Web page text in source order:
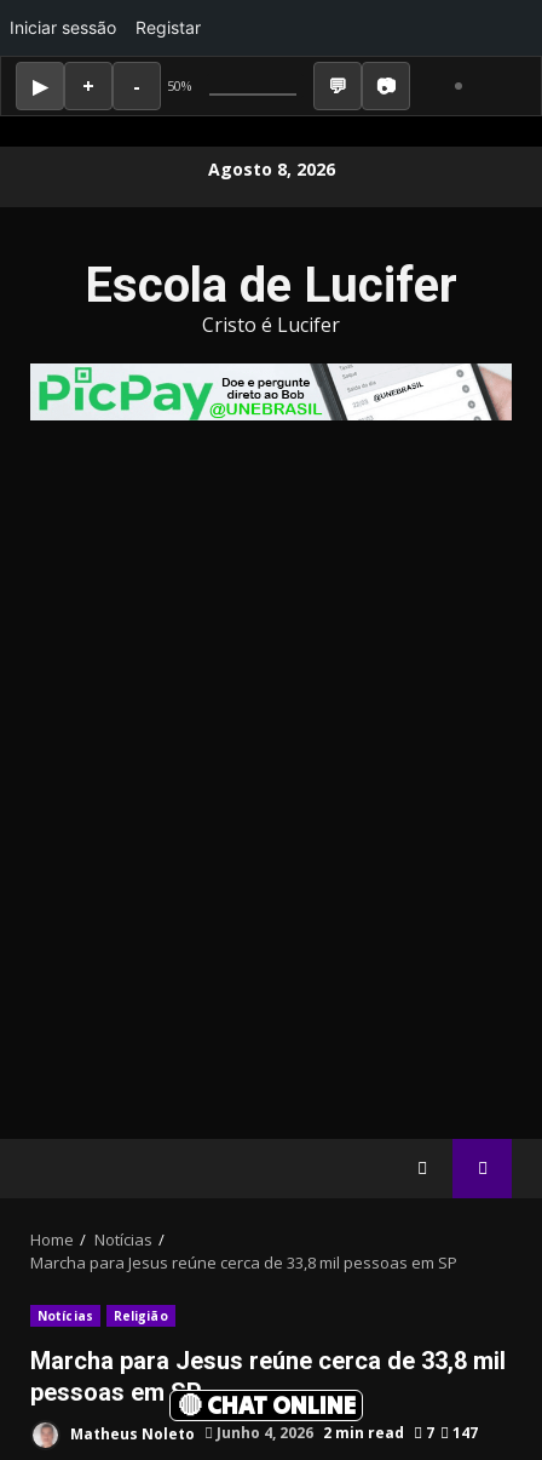
50%
Iniciar sessão Registar
Agosto 8, 2026
Escola de Lucifer
Cristo é Lucifer
🔴 CHAT ONLINE
Home
Notícias
Marcha para Jesus reúne cerca de 33,8 mil pessoas em SP
Notícias Religião
Marcha para Jesus reúne cerca de 33,8 mil
pessoas em SP
Matheus Noleto Junho 4, 2026 2 min read 7 147